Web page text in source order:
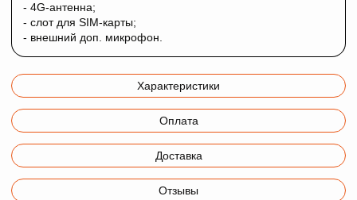
- 4G-антенна;
- слот для SIM-карты;
- внешний доп. микрофон.
Характеристики
Оплата
Доставка
Отзывы